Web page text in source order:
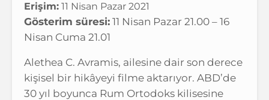
Erişim: 11 Nisan Pazar 2021
Gösterim süresi: 11 Nisan Pazar 21.00 – 16
Nisan Cuma 21.01
Alethea C. Avramis, ailesine dair son derece
kişisel bir hikâyeyi filme aktarıyor. ABD’de
30 yıl boyunca Rum Ortodoks kilisesine